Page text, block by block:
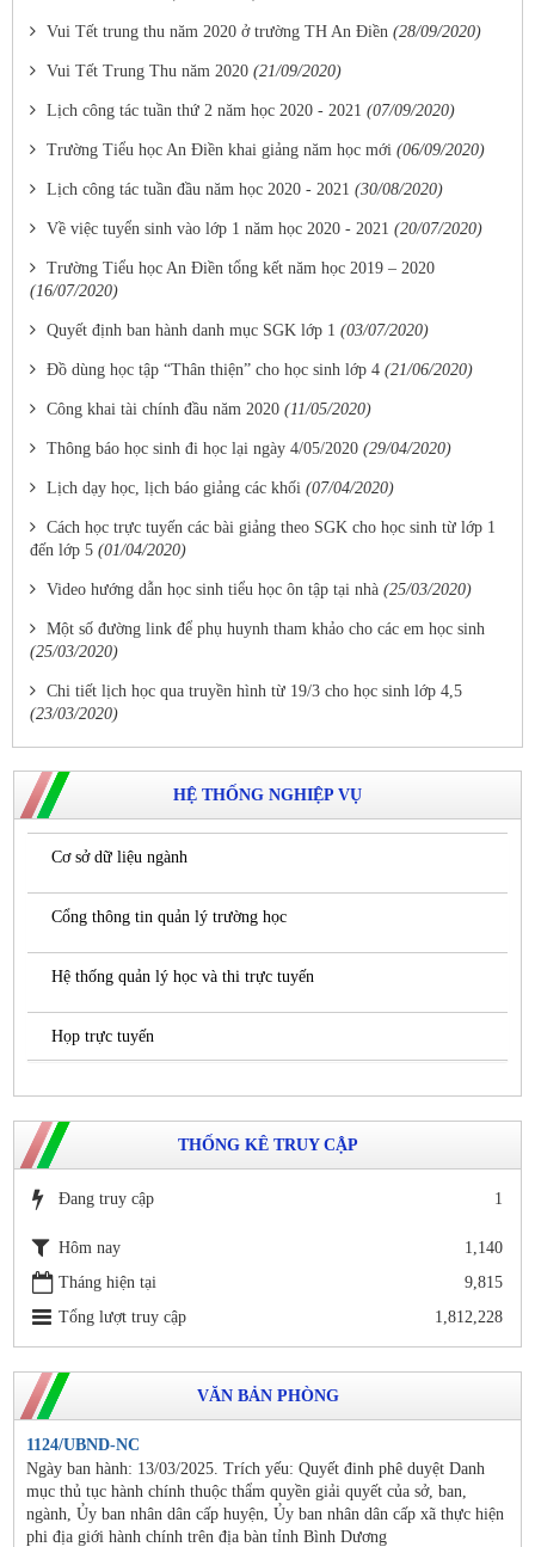
Vui Tết trung thu năm 2020 ở trường TH An Điền (28/09/2020)
Vui Tết Trung Thu năm 2020 (21/09/2020)
Lịch công tác tuần thứ 2 năm học 2020 - 2021 (07/09/2020)
Trường Tiểu học An Điền khai giảng năm học mới (06/09/2020)
Lịch công tác tuần đầu năm học 2020 - 2021 (30/08/2020)
Về việc tuyển sinh vào lớp 1 năm học 2020 - 2021 (20/07/2020)
Trường Tiểu học An Điền tổng kết năm học 2019 – 2020
(16/07/2020)
Quyết định ban hành danh mục SGK lớp 1 (03/07/2020)
Đồ dùng học tập “Thân thiện” cho học sinh lớp 4 (21/06/2020)
Công khai tài chính đầu năm 2020 (11/05/2020)
Thông báo học sinh đi học lại ngày 4/05/2020 (29/04/2020)
Lịch dạy học, lịch báo giảng các khối (07/04/2020)
Cách học trực tuyến các bài giảng theo SGK cho học sinh từ lớp 1
đến lớp 5 (01/04/2020)
Video hướng dẫn học sinh tiểu học ôn tập tại nhà (25/03/2020)
Một số đường link để phụ huynh tham khảo cho các em học sinh
(25/03/2020)
Chi tiết lịch học qua truyền hình từ 19/3 cho học sinh lớp 4,5
(23/03/2020)
HỆ THỐNG NGHIỆP VỤ
Cơ sở dữ liệu ngành
Cổng thông tin quản lý trường học
Hệ thống quản lý học và thi trực tuyến
Họp trực tuyến
THỐNG KÊ TRUY CẬP
Đang truy cập 1
Hôm nay
1,140
Tháng hiện tại
9,815
Tổng lượt truy cập
1,812,228
VĂN BẢN PHÒNG
1124/UBND-NC
Ngày ban hành: 13/03/2025. Trích yếu: Quyết đinh phê duyệt Danh
mục thủ tục hành chính thuộc thẩm quyền giải quyết của sở, ban,
ngành, Ủy ban nhân dân cấp huyện, Ủy ban nhân dân cấp xã thực hiện
phi địa giới hành chính trên địa bàn tỉnh Bình Dương